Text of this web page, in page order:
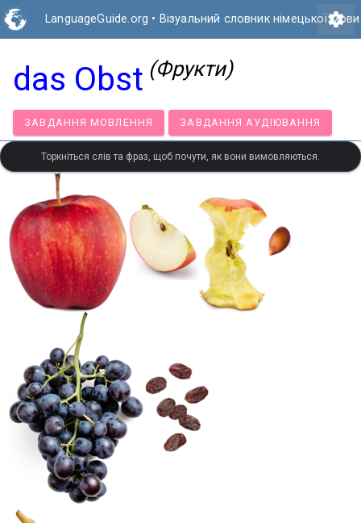
LanguageGuide.org • Візуальний словник німецької мови
settings
das Obst (Фрукти)
ЗАВДАННЯ МОВЛЕННЯ ЗАВДАННЯ
Торкніться слів та фраз, щоб почути, як вони вимовляються.